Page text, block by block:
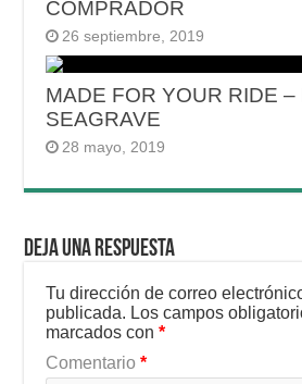
COMPRADOR
26 septiembre, 2019
MADE FOR YOUR RIDE –
SEAGRAVE
28 mayo, 2019
Deja una respuesta
Tu dirección de correo
publicada. Los campos
marcados con*
Comentario*